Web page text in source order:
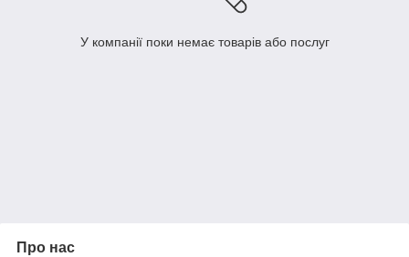
відповідає чудовій якості обладнання. Навіть у разі тривалої
пристрої не подряпаються, збережуть показний вигляд і
У компанії поки немає товарів або послуг
Про нас